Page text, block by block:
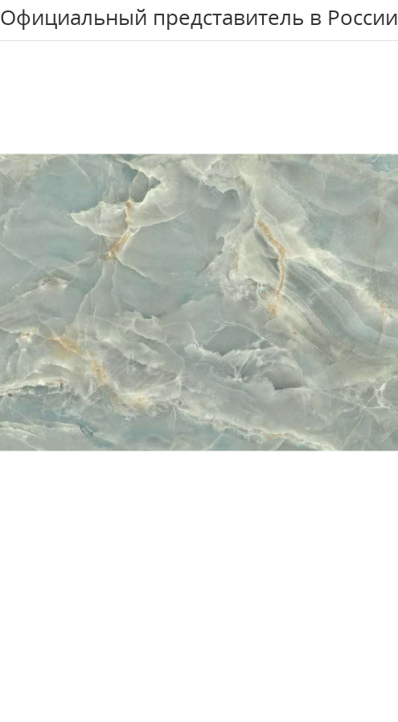
Официальный представитель в России